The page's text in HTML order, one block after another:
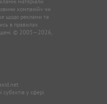
компаній» чи
щодо реклами та
в правилах
© 2005—2026,
у сфері